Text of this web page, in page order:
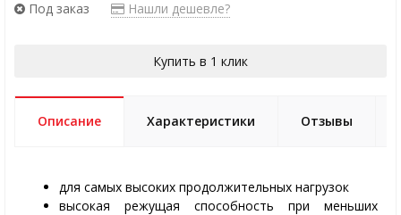
Под заказ Нашли дешевле?
Купить в 1 клик
Описание Характеристики Отзывы
для самых высоких продолжительных нагрузок
высокая режущая способность при меньших